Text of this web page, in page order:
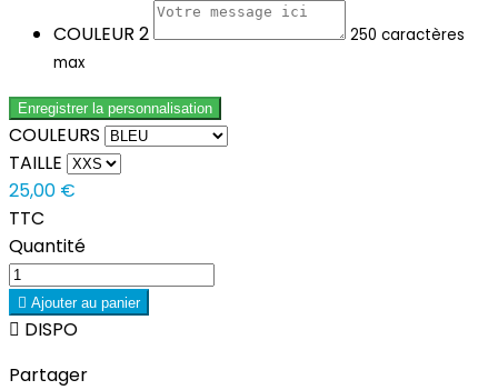
COULEUR 2
250 caractères
max
Enregistrer la personnalisation
COULEURS
TAILLE
25,00 €
TTC
Quantité
 Ajouter au panier
 DISPO
Partager